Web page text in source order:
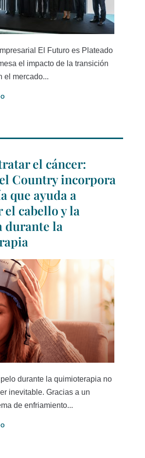
El Futuro es Plateado
el impacto de la transición
el mercado...
el cáncer:
Country incorpora
que ayuda a
el cabello y la
durante la
durante la quimioterapia no
inevitable. Gracias a un
de enfriamiento...